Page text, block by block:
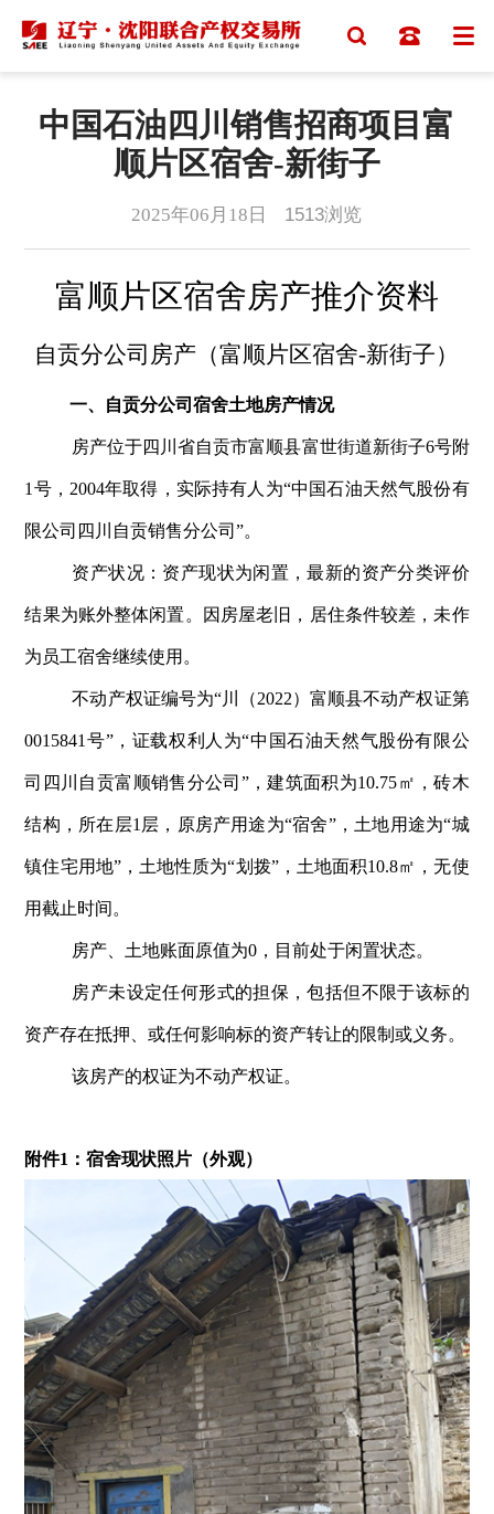
中国石油四川销售招商项目富
顺片区宿舍-新街子
2025年06月18日 1513浏览
富顺片区宿舍房产推介资料
自贡分公司房产（富顺片区宿舍-新街子）
一、自贡分公司宿舍土地房产情况
房产位于四川省自贡市富顺县富世街道新街子6号附
1号，2004年取得，实际持有人为“中国石油天然气股份有
限公司四川自贡销售分公司”。
资产状况：资产现状为闲置，最新的资产分类评价
结果为账外整体闲置。因房屋老旧，居住条件较差，未作
为员工宿舍继续使用。
不动产权证编号为“川（2022）富顺县不动产权证第
0015841号”，证载权利人为“中国石油天然气股份有限公
司四川自贡富顺销售分公司”，建筑面积为10.75㎡，砖木
结构，所在层1层，原房产用途为“宿舍”，土地用途为“城
镇住宅用地”，土地性质为“划拨”，土地面积10.8㎡，无使
用截止时间。
房产、土地账面原值为0，目前处于闲置状态。
房产未设定任何形式的担保，包括但不限于该标的
资产存在抵押、或任何影响标的资产转让的限制或义务。
该房产的权证为不动产权证。
附件1：宿舍现状照片（外观）